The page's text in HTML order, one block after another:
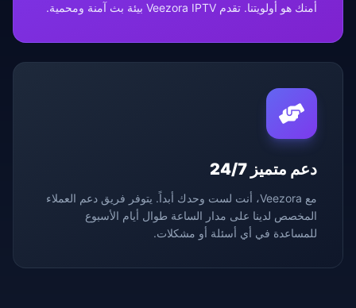
أمنك هو أولويتنا. تقدم Veezora IPTV بيئة بث آمنة ومحمية.
دعم متميز 24/7
مع Veezora، أنت لست وحدك أبداً. يتوفر فريق دعم العملاء
المخصص لدينا على مدار الساعة طوال أيام الأسبوع
للمساعدة في أي أسئلة أو مشكلات.